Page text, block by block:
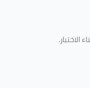
الاختبار.